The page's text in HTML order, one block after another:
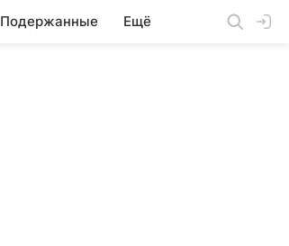
Подержанные Ещё